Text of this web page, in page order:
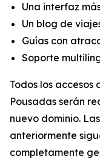
Una interfaz
Un blog de
Guías con
Soporte
Todos los
Pousadas serán
nuevo dominio.
anteriormente
completamente